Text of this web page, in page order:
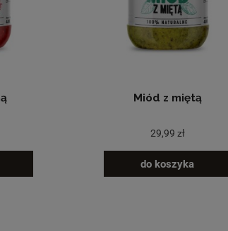
Miód z miętą
29,99 zł
do koszyka